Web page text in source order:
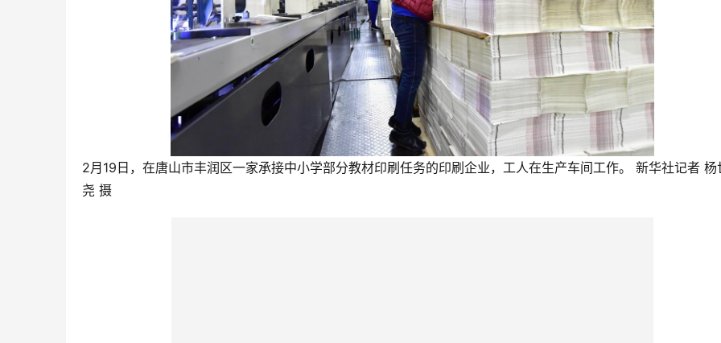
2月19日，在唐山市丰润区一家承接中小学部分教材印刷任务的印刷企业，工人在生产车间工作。 新华社记者 杨
尧 摄